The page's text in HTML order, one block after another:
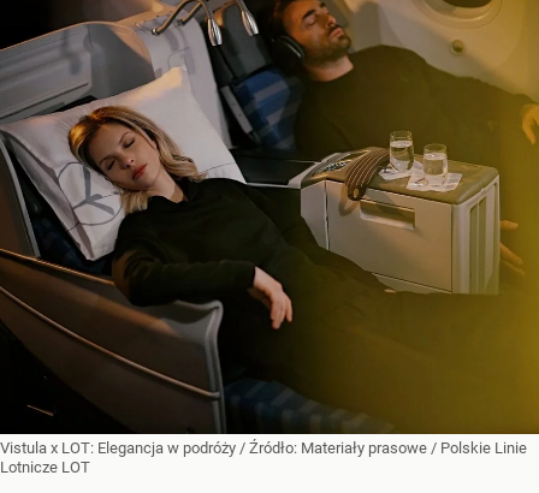
Vistula x LOT: Elegancja w podróży / Źródło: Materiały prasowe / Polskie Linie
Lotnicze LOT